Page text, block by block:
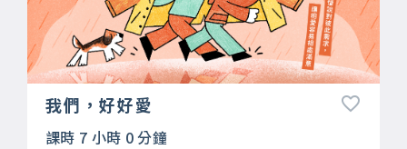
我們，好好愛
課時 7 小時 0 分鐘